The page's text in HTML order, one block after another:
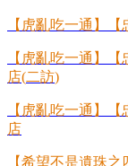
【虎亂吃一通】【
【虎亂吃一通】
店(二訪)
【虎亂吃一通】
店
【希望不是遺珠